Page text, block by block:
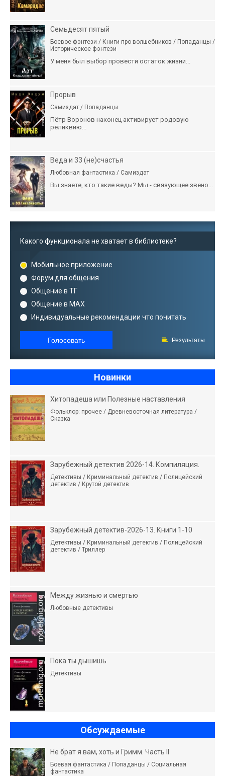
Семьдесят пятый
Боевое фэнтези / Книги про волшебников / Попаданцы /
Историческое фэнтези
У меня был выбор провести остаток жизни...
Прорыв
Самиздат / Попаданцы
Пётр Воронов наконец активирует родовую
реликвию...
Веда и 33 (не)счастья
Любовная фантастика / Самиздат
Вы знаете, кто такие веды? Мы - связующее звено...
Какого функционала не хватает в библиотеке?
Мобильное приложение
Форум для общения
Общение в ТГ
Общение в MAX
Индивидуальные рекомендации что почитать
Голосовать Результаты
Новинки
Хитопадеша или Полезные наставления
Фольклор: прочее / Древневосточная литература /
Сказка
Зарубежный детектив 2026-14. Компиляция.
Детективы / Криминальный детектив / Полицейский
детектив / Крутой детектив
Зарубежный детектив-2026-13. Книги 1-10
Детективы / Криминальный детектив / Полицейский
детектив / Триллер
Между жизнью и смертью
Любовные детективы
Пока ты дышишь
Детективы
Обсуждаемые
Не брат я вам, хоть и Гримм. Часть II
Боевая фантастика / Попаданцы / Социальная
фантастика